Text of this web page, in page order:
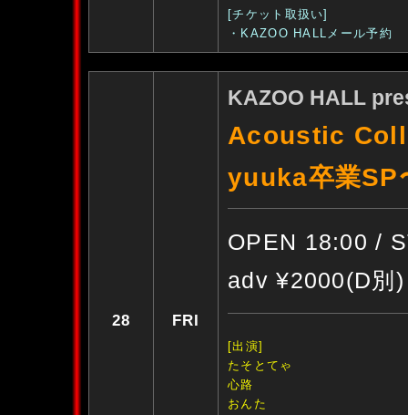
[チケット取扱い]
・KAZOO HALLメール予約
28 FRI
KAZOO HALL
Acoustic
yuuka卒業SP
OPEN 18:00 /
adv ¥2000(D別
[出演]
たそとてゃ
心路
おんた